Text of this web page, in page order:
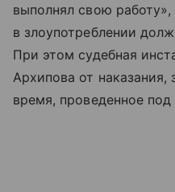
выполнял свою
в злоупотреблении
При этом судебная
Архипова от наказания,
время, проведенное